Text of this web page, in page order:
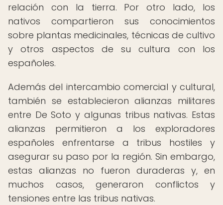
relación con la tierra. Por otro lado, los
nativos compartieron sus conocimientos
sobre plantas medicinales, técnicas de cultivo
y otros aspectos de su cultura con los
españoles.
Además del intercambio comercial y cultural,
también se establecieron alianzas militares
entre De Soto y algunas tribus nativas. Estas
alianzas permitieron a los exploradores
españoles enfrentarse a tribus hostiles y
asegurar su paso por la región. Sin embargo,
estas alianzas no fueron duraderas y, en
muchos casos, generaron conflictos y
tensiones entre las tribus nativas.